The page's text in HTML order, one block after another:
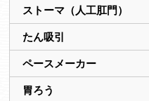
ストーマ（人工肛門）
たん吸引
ペースメーカー
胃ろう